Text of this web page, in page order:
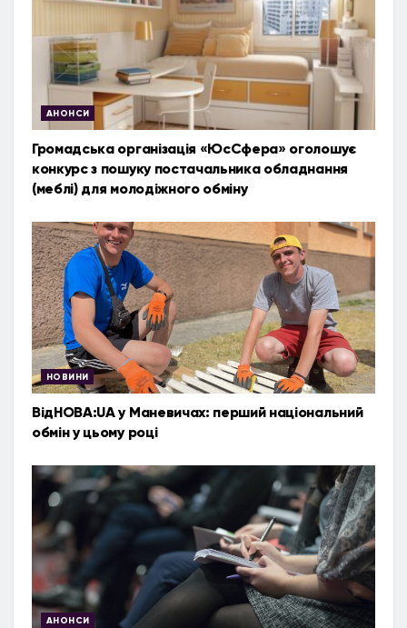
АНОНСИ
Громадська організація «ЮсСфера» оголошує
конкурс з пошуку постачальника обладнання
(меблі) для молодіжного обміну
НОВИНИ
ВідНОВА:UA у Маневичах: перший національний
обмін у цьому році
АНОНСИ